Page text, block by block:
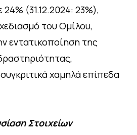
(31.12.2024: 23%),
του Ομίλου,
εντατικοποίηση της
χαμηλά επίπεδα
Στοιχείων